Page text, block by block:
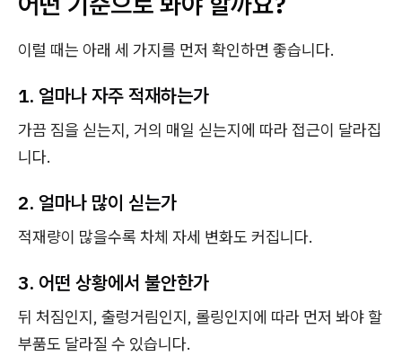
이럴 때는 아래 세 가지를 먼저 확인하면 좋습니다.
1. 얼마나 자주 적재하는가
가끔 짐을 싣는지, 거의 매일 싣는지에 따라 접근이 달라집
니다.
2. 얼마나 많이 싣는가
적재량이 많을수록 차체 자세 변화도 커집니다.
3. 어떤 상황에서 불안한가
뒤 처짐인지, 출렁거림인지, 롤링인지에 따라 먼저 봐야 할
부품도 달라질 수 있습니다.